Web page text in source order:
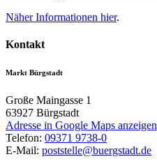
Näher Informationen hier.
Kontakt
Markt Bürgstadt
Große Maingasse 1
63927 Bürgstadt
Adresse in Google Maps anzeigen
Telefon: 09371 9738-0
E-Mail: poststelle@buergstadt.de